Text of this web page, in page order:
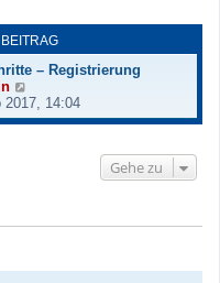
– Registrierung
e
u
2017, 14:04
Gehe zu